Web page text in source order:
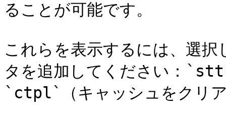
ることが可能です。
これらを表示するには、選択
タを追加してください：
`ctpl`（キャッシュをクリ